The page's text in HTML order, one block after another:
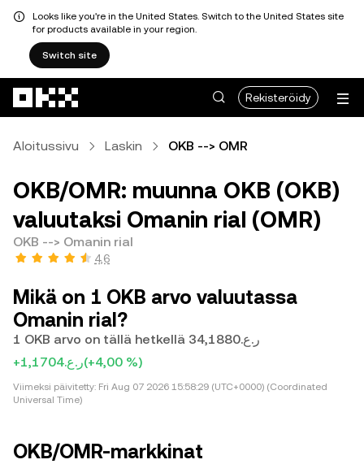
Looks like you're in the United States. Switch to the United States site
for products available in your region.
Switch site
Rekisteröidy
Aloitussivu Laskin OKB --> OMR
OKB/OMR: muunna OKB (OKB)
valuutaksi Omanin rial (OMR)
OKB --> Omanin rial
4,6
Mikä on 1 OKB arvo valuutassa
Omanin rial?
1 OKB arvo on tällä hetkellä ر.ع.34,1880
+ر.ع.1,1704(+4,00 %)
Viimeksi päivitetty: Fri Aug 07 2026 15:58:29 (UTC+0000) (Coordinated
Universal Time)
OKB/OMR-markkinat